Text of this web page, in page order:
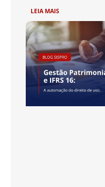
LEIA MAIS